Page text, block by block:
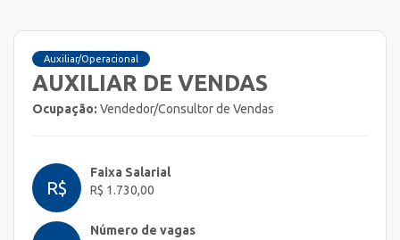
Auxiliar/Operacional
AUXILIAR DE VENDAS
Ocupação: Vendedor/Consultor de Vendas
R$
Faixa Salarial
R$ 1.730,00
Número de vagas